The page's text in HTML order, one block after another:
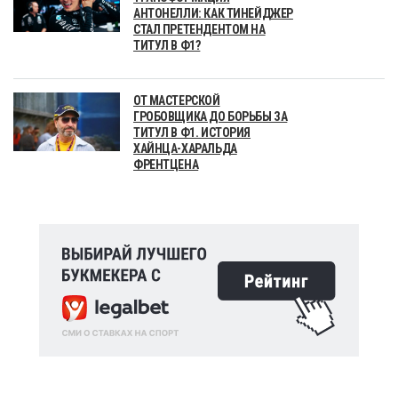
АНТОНЕЛЛИ: КАК ТИНЕЙДЖЕР
СТАЛ ПРЕТЕНДЕНТОМ НА
ТИТУЛ В Ф1?
ОТ МАСТЕРСКОЙ
ГРОБОВЩИКА ДО БОРЬБЫ ЗА
ТИТУЛ В Ф1. ИСТОРИЯ
ХАЙНЦА-ХАРАЛЬДА
ФРЕНТЦЕНА